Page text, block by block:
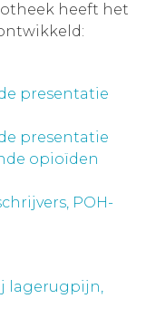
heeft het
presentatie
presentatie
opioïden
POH-
lagerugpijn,